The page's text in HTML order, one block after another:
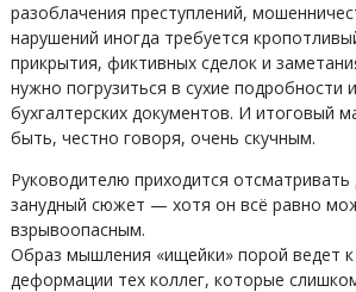
разоблачения преступлений,
нарушений иногда требуется
прикрытия, фиктивных сделок и
нужно погрузиться в сухие подробности
бухгалтерских документов. И итоговый
быть, честно говоря, очень скучным.
Руководителю приходится
занудный сюжет — хотя он всё равно
взрывоопасным.
Образ мышления «ищейки» порой ведет
деформации тех коллег, которые